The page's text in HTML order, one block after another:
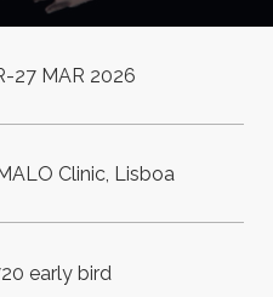
27 MAR 2026
Clinic, Lisboa
early bird